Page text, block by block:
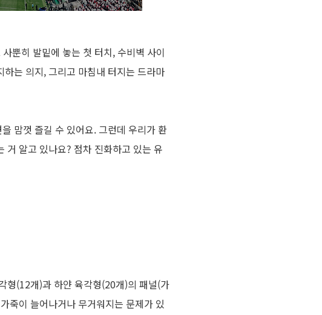
뿐히 발밑에 놓는 첫 터치, 수비벽 사이
는 의지, 그리고 마침내 터지는 드라마
맘껏 즐길 수 있어요. 그런데 우리가 환
거 알고 있나요? 점차 진화하고 있는 유
형(12개)과 하얀 육각형(20개)의 패널(가
죽이 늘어나거나 무거워지는 문제가 있